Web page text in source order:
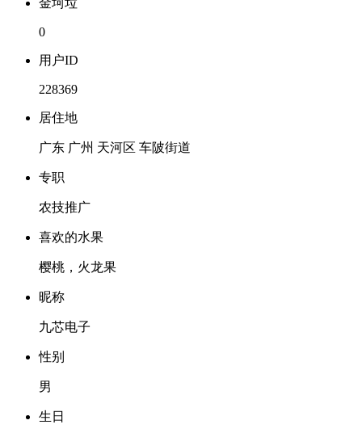
金坷垃
0
用户ID
228369
居住地
广东 广州 天河区 车陂街道
专职
农技推广
喜欢的水果
樱桃，火龙果
昵称
九芯电子
性别
男
生日